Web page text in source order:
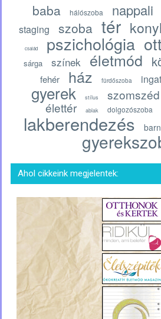
baba hálószoba nappali
staging
szoba tér
család pszichológia
sárga színek életmód
fehér ház fürdőszoba
gyerek stílus szomszéd
élettér ablak dolgozószoba
lakberendezés
Ahol cikkeink megjelentek: